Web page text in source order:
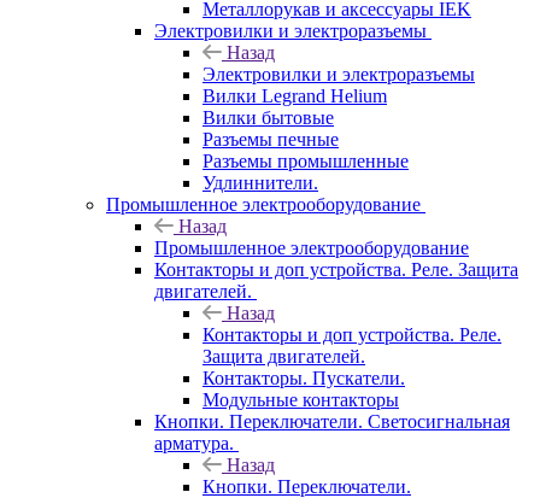
Металлорукав и аксессуары IEK
Электровилки и электроразъемы
Назад
Электровилки и электроразъемы
Вилки Legrand Helium
Вилки бытовые
Разъемы печные
Разъемы промышленные
Удлиннители.
Промышленное электрооборудование
Назад
Промышленное электрооборудование
Контакторы и доп устройства. Реле. Защита
двигателей.
Назад
Контакторы и доп устройства. Реле.
Защита двигателей.
Контакторы. Пускатели.
Модульные контакторы
Кнопки. Переключатели. Светосигнальная
арматура.
Назад
Кнопки. Переключатели.